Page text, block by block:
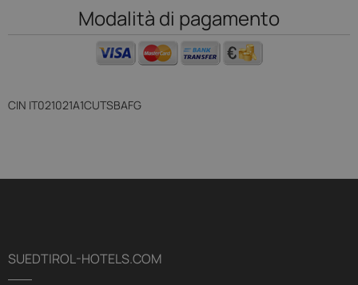
Modalità di pagamento
CIN IT021021A1CUTSBAFG
SUEDTIROL-HOTELS.COM